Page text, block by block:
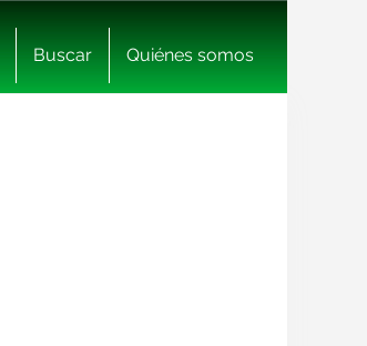
Buscar Quiénes somos